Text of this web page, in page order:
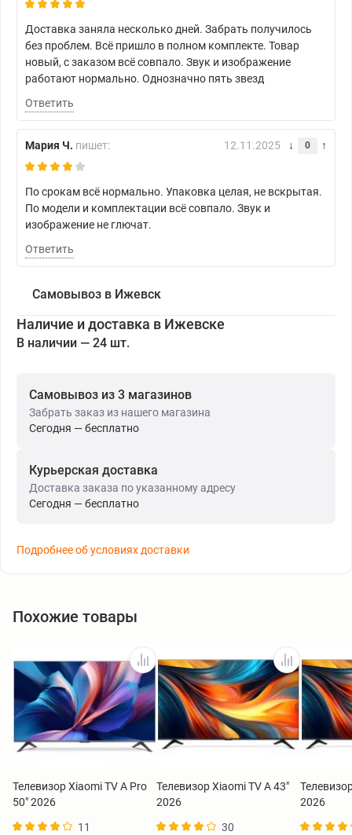
Доставка заняла несколько дней. Забрать получилось
без проблем. Всё пришло в полном комплекте. Товар
новый, с заказом всё совпало. Звук и изображение
работают нормально. Однозначно пять звезд
Ответить
Мария Ч. пишет: 12.11.2025 0
По срокам всё нормально. Упаковка целая, не вскрытая.
По модели и комплектации всё совпало. Звук и
изображение не глючат.
Ответить
Самовывоз в Ижевск
Наличие и доставка в Ижевске
В наличии — 24 шт.
Самовывоз из 3 магазинов
Забрать заказ из нашего магазина
Сегодня — бесплатно
Курьерская доставка
Доставка заказа по указанному адресу
Сегодня — бесплатно
Подробнее об условиях доставки
Похожие товары
Телевизор Xiaomi TV A Pro
50" 2026
11
Телевизор Xiaomi TV A 43"
2026
30
2026